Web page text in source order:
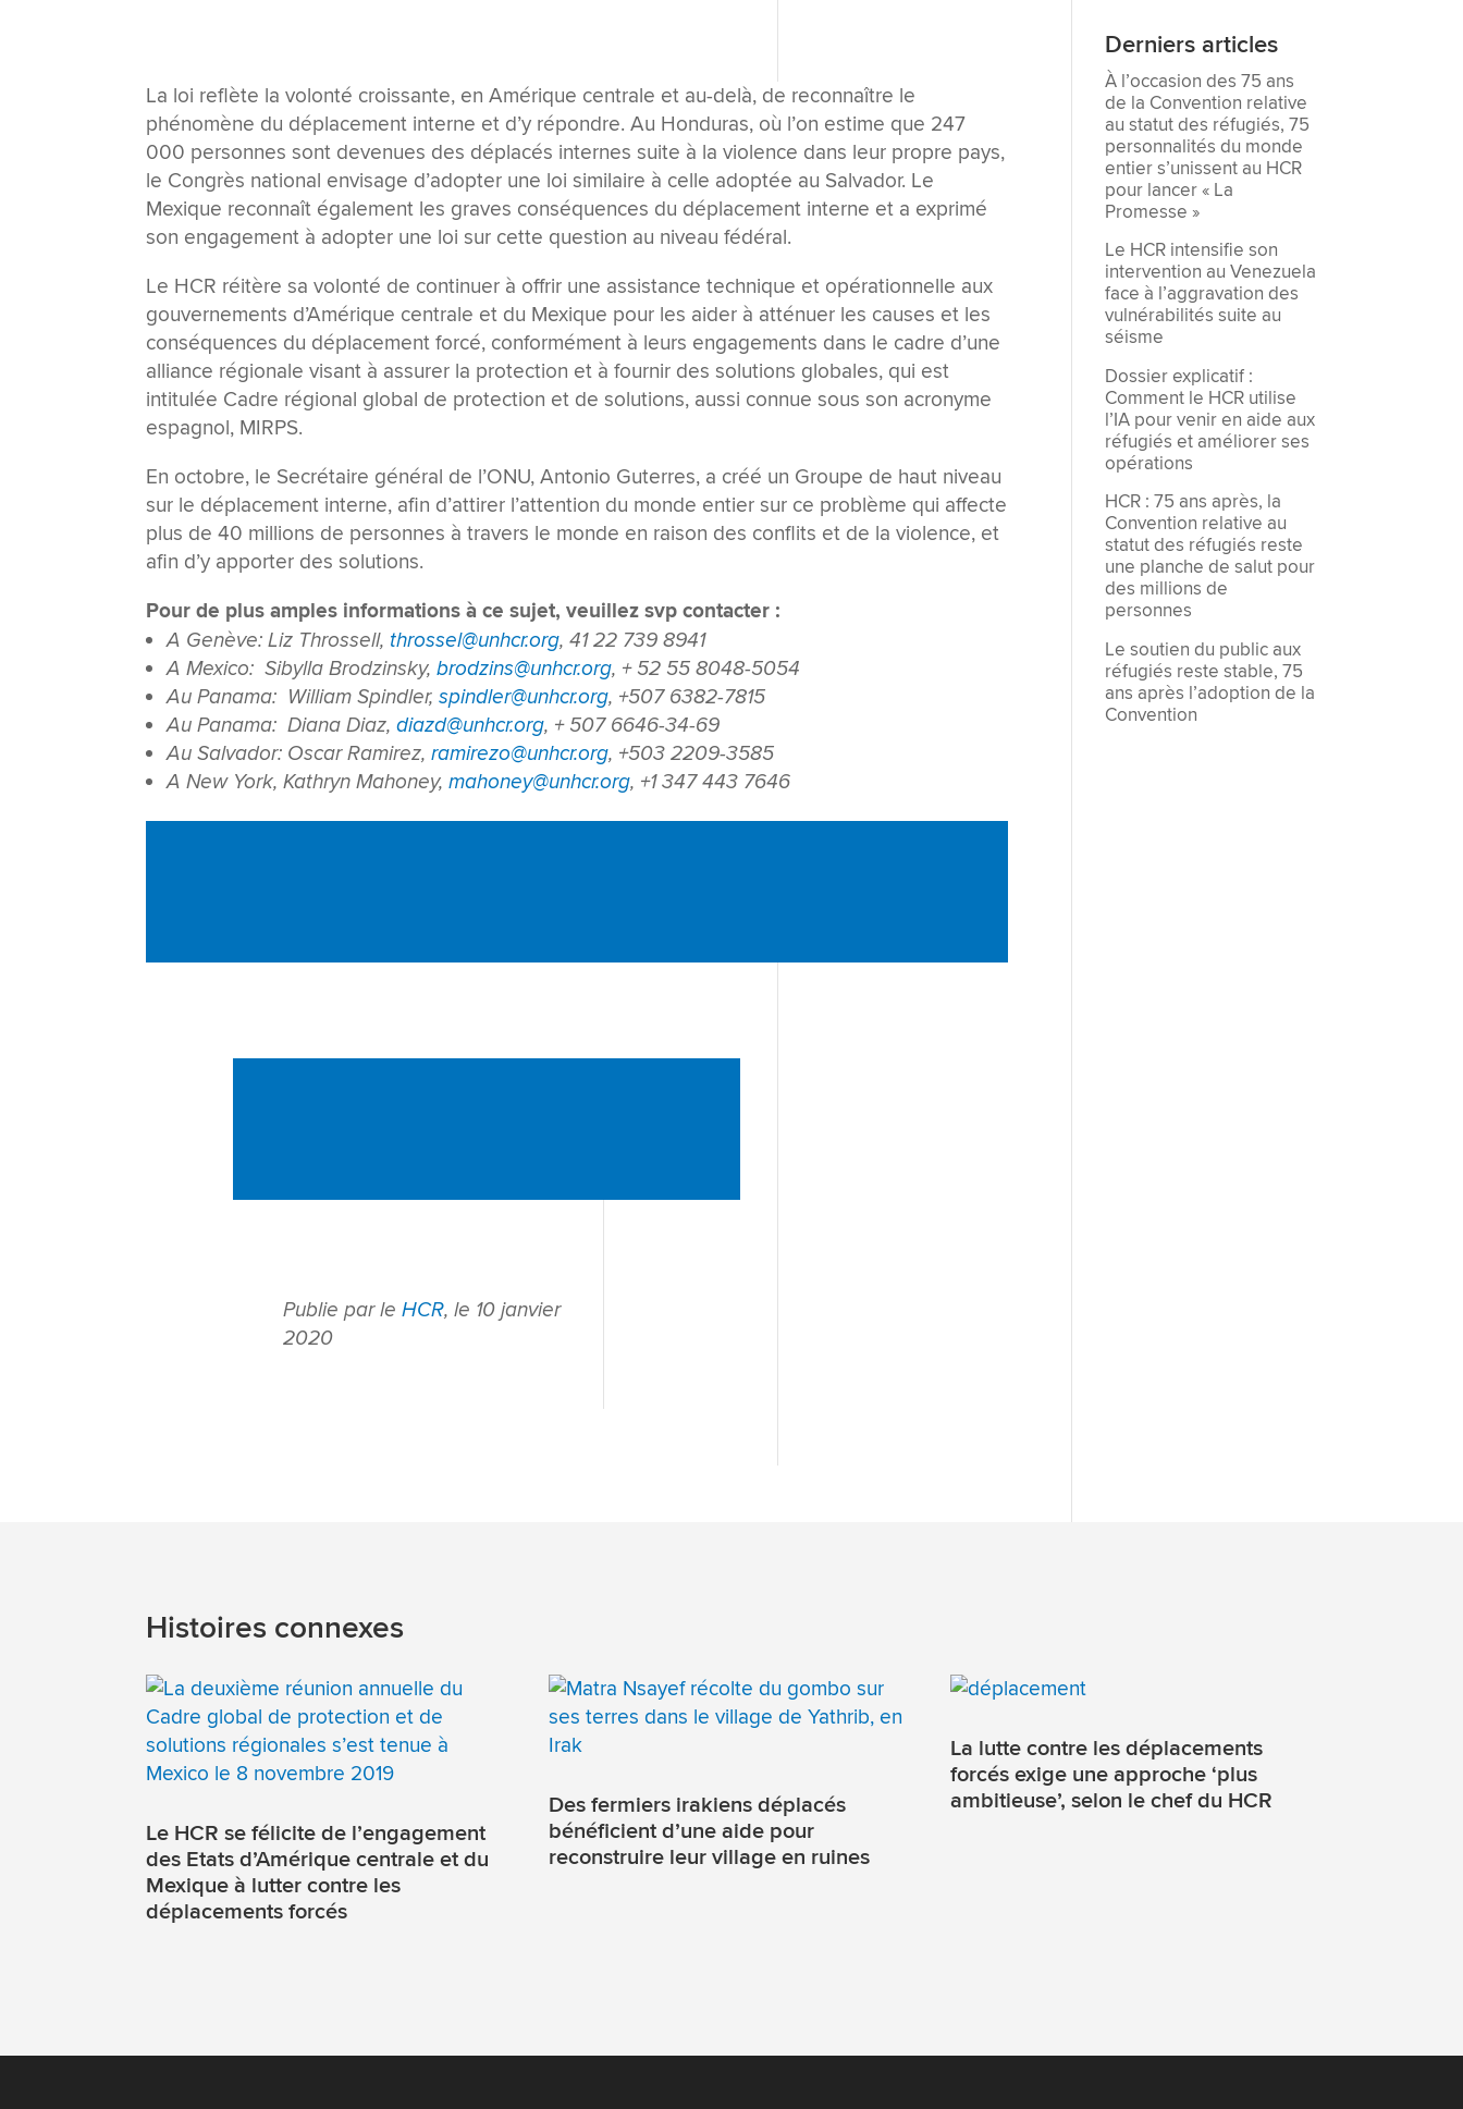
La loi reflète la volonté croissante, en Amérique centrale et au-delà, de reconnaître le
phénomène du déplacement interne et d’y répondre. Au Honduras, où l’on estime que 247
000 personnes sont devenues des déplacés internes suite à la violence dans leur propre pays,
le Congrès national envisage d’adopter une loi similaire à celle adoptée au Salvador. Le
Mexique reconnaît également les graves conséquences du déplacement interne et a exprimé
son engagement à adopter une loi sur cette question au niveau fédéral.
Le HCR réitère sa volonté de continuer à offrir une assistance technique et opérationnelle aux
gouvernements d’Amérique centrale et du Mexique pour les aider à atténuer les causes et les
conséquences du déplacement forcé, conformément à leurs engagements dans le cadre d’une
alliance régionale visant à assurer la protection et à fournir des solutions globales, qui est
intitulée Cadre régional global de protection et de solutions, aussi connue sous son acronyme
espagnol, MIRPS.
En octobre, le Secrétaire général de l’ONU, Antonio Guterres, a créé un Groupe de haut niveau
sur le déplacement interne, afin d’attirer l’attention du monde entier sur ce problème qui affecte
plus de 40 millions de personnes à travers le monde en raison des conflits et de la violence, et
afin d’y apporter des solutions.
Pour de plus amples informations à ce sujet, veuillez svp contacter :
A Genève: Liz Throssell, throssel@unhcr.org, 41 22 739 8941
A Mexico: Sibylla Brodzinsky,brodzins@unhcr.org, + 52 55 8048-5054
Au Panama: William Spindler,spindler@unhcr.org, +507 6382-7815
Au Panama: Diana Diaz,diazd@unhcr.org, + 507 6646-34-69
Au Salvador: Oscar Ramirez,ramirezo@unhcr.org, +503 2209-3585
A New York, Kathryn Mahoney,mahoney@unhcr.org, +1 347 443 7646
Publie par leHCR, le 10 janvier
2020
Derniers articles
À l’occasion des 75 ans
de la Convention relative
au statut des réfugiés, 75
personnalités du monde
entier s’unissent au HCR
pour lancer « La
Promesse »
Le HCR intensifie son
intervention au Venezuela
face à l’aggravation des
vulnérabilités suite au
séisme
Dossier explicatif :
Comment le HCR utilise
l’IA pour venir en aide aux
réfugiés et améliorer ses
opérations
HCR : 75 ans après, la
Convention relative au
statut des réfugiés reste
une planche de salut pour
des millions de
personnes
Le soutien du public aux
réfugiés reste stable, 75
ans après l’adoption de la
Convention
Histoires connexes
Le HCR se félicite de l’engagement
des Etats d’Amérique centrale et du
Mexique à lutter contre les
déplacements forcés
Des fermiers irakiens déplacés
bénéficient d’une aide pour
reconstruire leur village en ruines
La lutte contre les déplacements
forcés exige une approche ‘plus
ambitieuse’, selon le chef du HCR